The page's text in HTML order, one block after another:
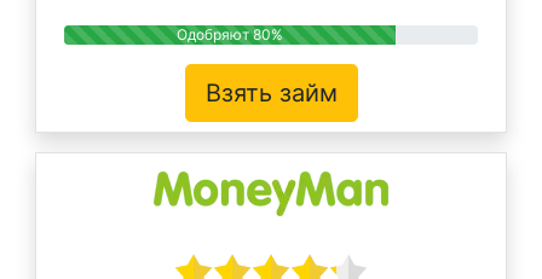
Одобряют 80%
Взять займ